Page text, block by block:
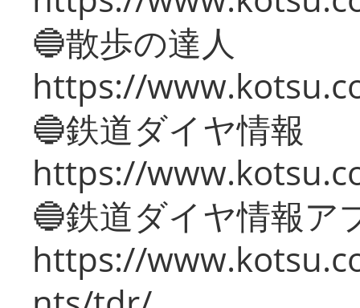
🔵散歩の達人
https://
🔵鉄道ダイヤ情報
https://
🔵鉄道ダイヤ情報ア
https://